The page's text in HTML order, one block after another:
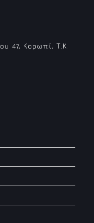
47, Κορωπί, Τ.Κ.